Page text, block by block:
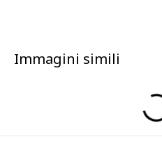
Immagini simili